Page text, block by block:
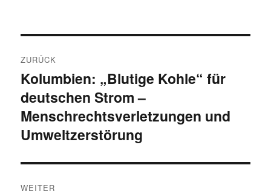
ZURÜCK
Vorheriger
Beitrag:
Kolumbien: „Blutige Kohle“ für
deutschen Strom –
Menschrechtsverletzungen und
Umweltzerstörung
WEITER